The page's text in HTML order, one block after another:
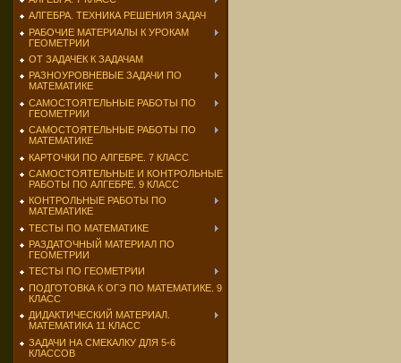
АЛГЕБРА. ТЕХНИКА РЕШЕНИЯ ЗАДАЧ
РАБОЧИЕ МАТЕРИАЛЫ К УРОКАМ
ГЕОМЕТРИИ
ОТ ЗАДАЧЕК К ЗАДАЧАМ
РАЗНОУРОВНЕВЫЕ ЗАДАЧИ ПО
МАТЕМАТИКЕ
САМОСТОЯТЕЛЬНЫЕ РАБОТЫ ПО
ГЕОМЕТРИИ
САМОСТОЯТЕЛЬНЫЕ РАБОТЫ ПО
МАТЕМАТИКЕ
КАРТОЧКИ ПО АЛГЕБРЕ. 7 КЛАСС
САМОСТОЯТЕЛЬНЫЕ И КОНТРОЛЬНЫЕ
РАБОТЫ ПО АЛГЕБРЕ. 9 КЛАСС
КОНТРОЛЬНЫЕ РАБОТЫ ПО
МАТЕМАТИКЕ
ТЕСТЫ ПО МАТЕМАТИКЕ
РАЗДАТОЧНЫЙ МАТЕРИАЛ ПО
ГЕОМЕТРИИ
ТЕСТЫ ПО ГЕОМЕТРИИ
ПОДГОТОВКА К ОГЭ ПО МАТЕМАТИКЕ. 9
КЛАСС
ДИДАКТИЧЕСКИЙ МАТЕРИАЛ.
МАТЕМАТИКА 11 КЛАСС
ЗАДАЧИ НА СМЕКАЛКУ ДЛЯ 5-6
КЛАССОВ